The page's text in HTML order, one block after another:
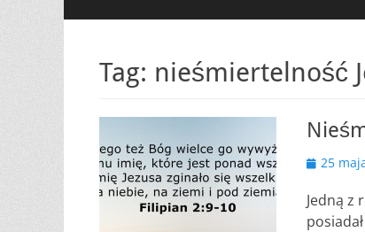
Tag: nieśmiertelność
25
Jedną z